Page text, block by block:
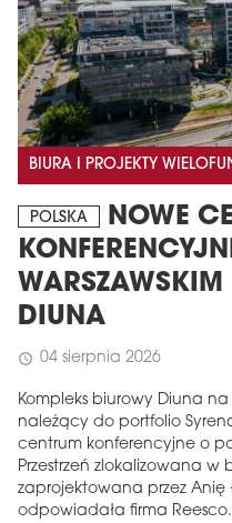
BIURA I PROJEKTY
POLSKA
NOWE
WARSZAWSKIM
DIUNA
schedule 04 sierpnia 2026
Kompleks biurowy Diuna na
należący do portfolio
centrum konferencyjne o
Przestrzeń zlokalizowana w
zaprojektowana przez Anię
odpowiadała firma